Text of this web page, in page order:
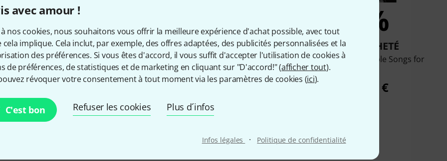
avec amour !
à nos cookies, nous souhaitons vous offrir la meilleure expérience d'achat possible, avec tout
cela implique. Cela inclut, par exemple, des offres adaptées, des publicités personnalisées et la
des préférences. Si vous êtes d'accord, il vous suffit d'accepter l'utilisation de cookies à
de préférences, de statistiques et de marketing en cliquant sur "D'accord!" (afficher tout).
révoquer votre consentement à tout moment via les paramètres de cookies (ici).
C'est bon Refuser les cookies Plus d´infos
Infos légales · Politique de confidentialité
Fake
10%
ONT ACHETÉ
Hal Leonard The Beatles 1967-
1970 Bass
34 €
10%
ONT ACHETÉ
Hal Leonard Bass Play-Along
AC/DC
27 €
9%
ONT ACHETÉ
Hal Leonard Simple Songs for
23,90 €